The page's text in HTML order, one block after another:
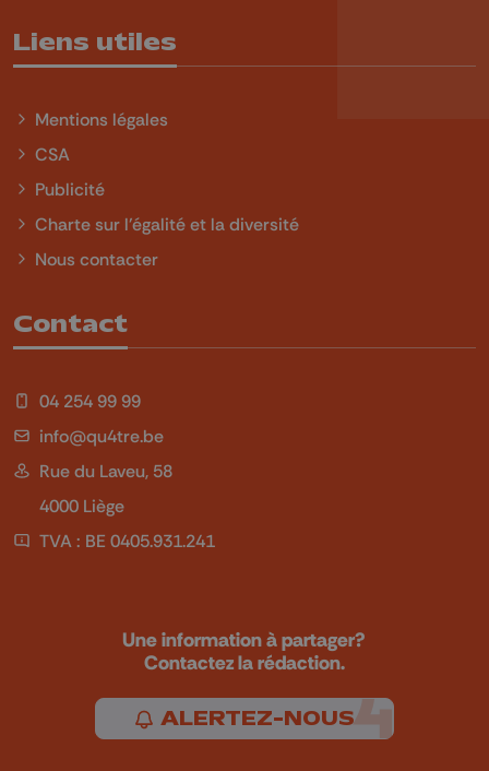
Liens utiles
Mentions légales
CSA
Publicité
Charte sur l'égalité et la diversité
Nous contacter
Contact
04 254 99 99
info@qu4tre.be
Rue du Laveu, 58
4000 Liège
TVA : BE 0405.931.241
Une information à partager?
Contactez la rédaction.
ALERTEZ-NOUS